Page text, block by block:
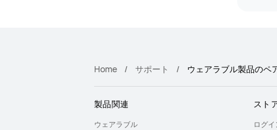
Home サポート ウェアラブル製品のペ
製品関連
ウェアラブル
スト
ログ